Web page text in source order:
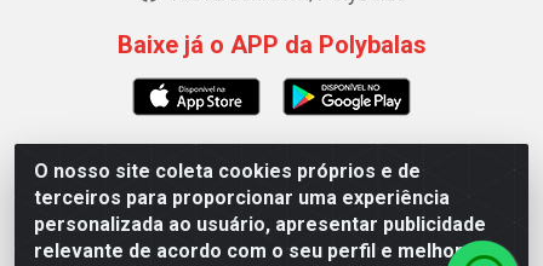
O nosso site coleta cookies próprios e de
terceiros para proporcionar uma experiência
personalizada ao usuário, apresentar publicidade
relevante de acordo com o seu perfil e melhorar a
Baixe já o APP da Polybalas
Polybalas - Rua João Miguel de Souza, 173 Galpão B -
Ernesto Geisel, João Pessoa/PB - CEP 58.075-075 - CNPJ
00.909.327/0002-61